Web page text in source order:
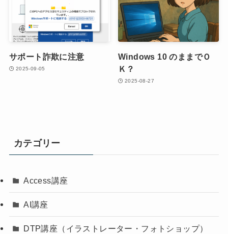
サポート詐欺に注意
2025-09-05
Windows 10 のままでＯ
Ｋ？
2025-08-27
カテゴリー
Access講座
AI講座
DTP講座（イラストレーター・フォトショップ）